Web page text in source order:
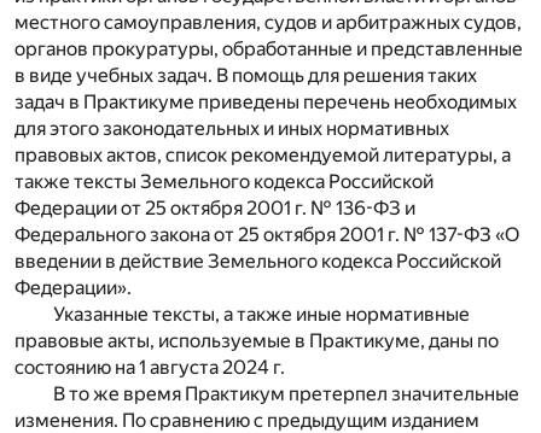
местного самоуправления, судов и арбитражных судов,
органов прокуратуры, обработанные и представленные
в виде учебных задач. В помощь для решения таких
задач в Практикуме приведены перечень необходимых
для этого законодательных и иных нормативных
правовых актов, список рекомендуемой литературы, а
также тексты Земельного кодекса Российской
Федерации от 25 октября 2001 г. № 136-ФЗ и
Федерального закона от 25 октября 2001 г. № 137-ФЗ «О
введении в действие Земельного кодекса Российской
Федерации».
Указанные тексты, а также иные нормативные
правовые акты, используемые в Практикуме, даны по
состоянию на 1 августа 2024 г.
В то же время Практикум претерпел значительные
изменения. По сравнению с предыдущим изданием